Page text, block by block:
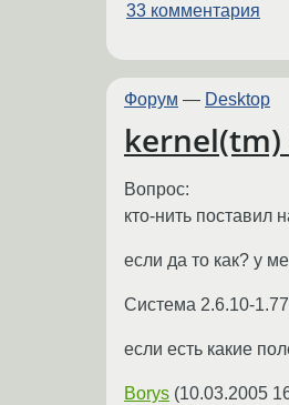
33 комментария
Форум — Desktop
Вопрос:
кто-нить поставил
если да то как? у
Система 2.6.10-
если есть какие
Borys (10.03.2005